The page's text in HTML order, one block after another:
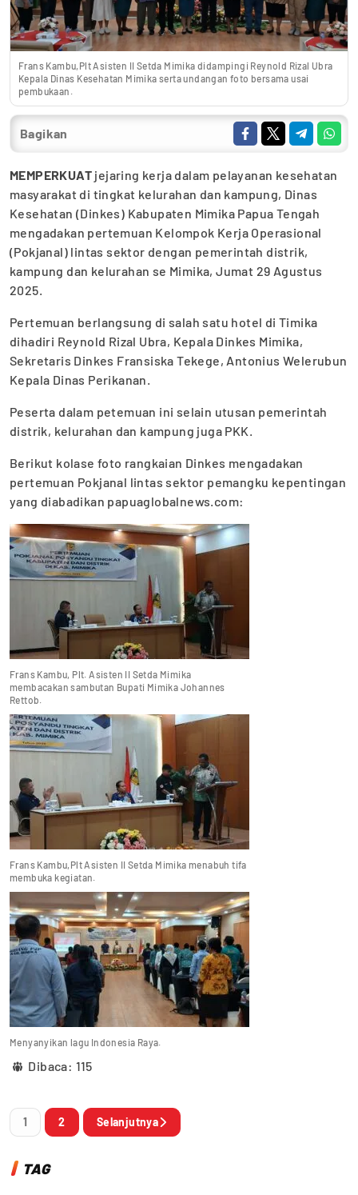
Frans Kambu,Plt Asisten II Setda Mimika didampingi Reynold Rizal Ubra
Kepala Dinas Kesehatan Mimika serta undangan foto bersama usai
pembukaan.
Bagikan
MEMPERKUAT jejaring kerja dalam pelayanan kesehatan
masyarakat di tingkat kelurahan dan kampung, Dinas
Kesehatan (Dinkes) Kabupaten Mimika Papua Tengah
mengadakan pertemuan Kelompok Kerja Operasional
(Pokjanal) lintas sektor dengan pemerintah distrik,
kampung dan kelurahan se Mimika, Jumat 29 Agustus
2025.
Pertemuan berlangsung di salah satu hotel di Timika
dihadiri Reynold Rizal Ubra, Kepala Dinkes Mimika,
Sekretaris Dinkes Fransiska Tekege, Antonius Welerubun
Kepala Dinas Perikanan.
Peserta dalam petemuan ini selain utusan pemerintah
distrik, kelurahan dan kampung juga PKK.
Berikut kolase foto rangkaian Dinkes mengadakan
pertemuan Pokjanal lintas sektor pemangku kepentingan
yang diabadikan papuaglobalnews.com:
Frans Kambu, Plt. Asisten II Setda Mimika
membacakan sambutan Bupati Mimika Johannes
Rettob.
Frans Kambu,Plt Asisten II Setda Mimika menabuh tifa
membuka kegiatan.
Menyanyikan lagu Indonesia Raya.
Dibaca: 115
1 2 Selanjutnya
TAG